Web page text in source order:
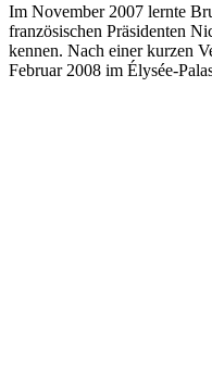
Im November 2007 lernte
französischen Präsidenten
kennen. Nach einer kurzen
Februar 2008 im Élysée-